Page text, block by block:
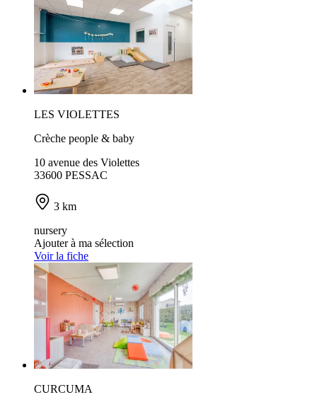
LES VIOLETTES
Crèche people & baby
10 avenue des Violettes
33600 PESSAC
3 km
nursery
Ajouter à ma sélection
Voir la fiche
CURCUMA